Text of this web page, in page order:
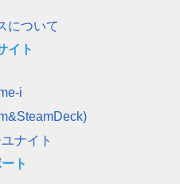
について
イト
i
ナイト
ト